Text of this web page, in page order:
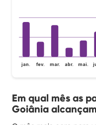
jan. fev. mar. abr. mai.
Em qual mês as
Goiânia